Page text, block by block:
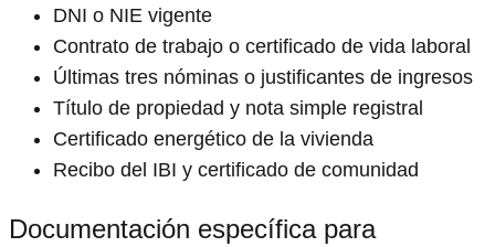
DNI o NIE vigente
Contrato de trabajo o certificado de vida laboral
Últimas tres nóminas o justificantes de ingresos
Título de propiedad y nota simple registral
Certificado energético de la vivienda
Recibo del IBI y certificado de comunidad
Documentación específica para